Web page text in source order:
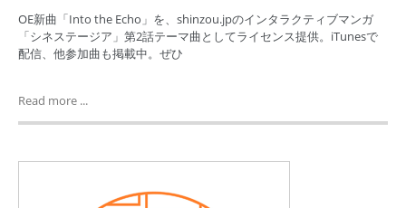
OE新曲「Into the Echo」を、shinzou.jpのインタラクティブマンガ
「シネステージア」第2話テーマ曲としてライセンス提供。iTunesで
配信、他参加曲も掲載中。ぜひ
Read more ...